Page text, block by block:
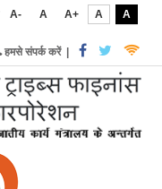
A- A A+ A
A
हमसे संपर्क करें|